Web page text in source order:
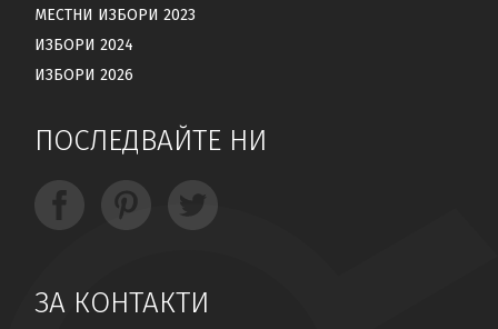
МЕСТНИ ИЗБОРИ 2023
ИЗБОРИ 2024
ИЗБОРИ 2026
ПОСЛЕДВАЙТЕ НИ
ЗА КОНТАКТИ